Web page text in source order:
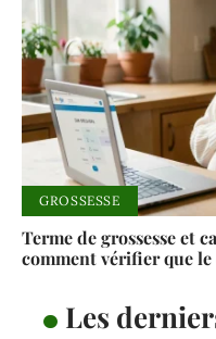
GROSSESSE
Terme de grossesse et
comment vérifier que
Les